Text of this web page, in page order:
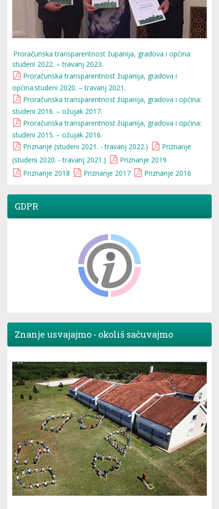
Proračunska transparentnost županija, gradova i općina:
studeni 2022. – travanj 2023.
Proračunska transparentnost županija, gradova i
općina:studeni 2020. – travanj 2021.
Proračunska transparentnost županija, gradova i općina:
studeni 2016. – ožujak 2017.
Proračunska transparentnost županija, gradova i općina:
studeni 2015. – ožujak 2016.
Priznanje (studeni 2021. - travanj 2022.)
Priznanje
(studeni 2020. - travanj 2021.)
Priznanje 2019
Priznanje 2018
Priznanje 2017 Priznanje 2016
GDPR
Znanje usvajajmo - okoliš sačuvajmo